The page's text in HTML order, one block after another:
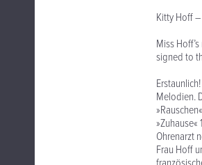
Kitty Hoff
Miss
signed to
Melodien.
Ohrenarzt
Frau Hoff